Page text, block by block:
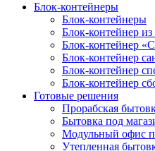
Блок-контейнеры
Блок-контейнеры
Блок-контейнер
Блок-контейнер
Блок-контейнер
Блок-контейнер
Блок-контейнер
Готовые решения
Прорабская
Бытовка под
Модульный офис
Утепленная